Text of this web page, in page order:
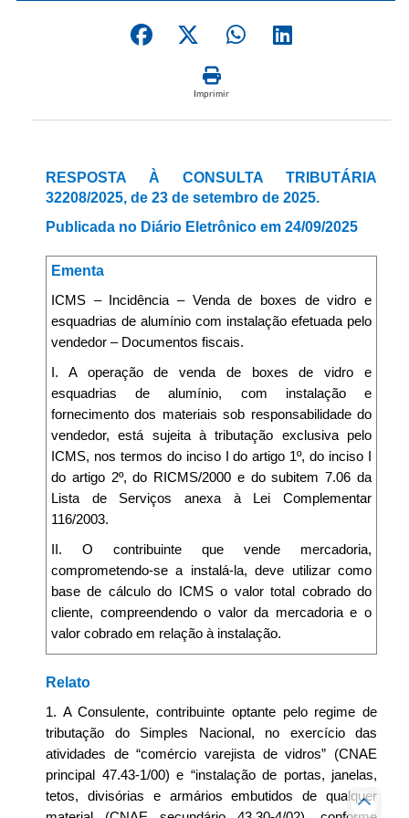
Imprimir
RESPOSTA À CONSULTA TRIBUTÁRIA
32208/2025, de 23 de setembro de 2025.
Publicada no Diário Eletrônico em 24/09/2025
Ementa
ICMS – Incidência – Venda de boxes de vidro e
esquadrias de alumínio com instalação efetuada pelo
vendedor – Documentos fiscais.
I. A operação de venda de boxes de vidro e
esquadrias de alumínio, com instalação e
fornecimento dos materiais sob responsabilidade do
vendedor, está sujeita à tributação exclusiva pelo
ICMS, nos termos do inciso I do artigo 1º, do inciso I
do artigo 2º, do RICMS/2000 e do subitem 7.06 da
Lista de Serviços anexa à Lei Complementar
116/2003.
II. O contribuinte que vende mercadoria,
comprometendo-se a instalá-la, deve utilizar como
base de cálculo do ICMS o valor total cobrado do
cliente, compreendendo o valor da mercadoria e o
valor cobrado em relação à instalação.
Relato
1. A Consulente, contribuinte optante pelo regime de
tributação do Simples Nacional, no exercício das
atividades de “comércio varejista de vidros” (CNAE
principal 47.43-1/00) e “instalação de portas, janelas,
tetos, divisórias e armários embutidos de qualquer